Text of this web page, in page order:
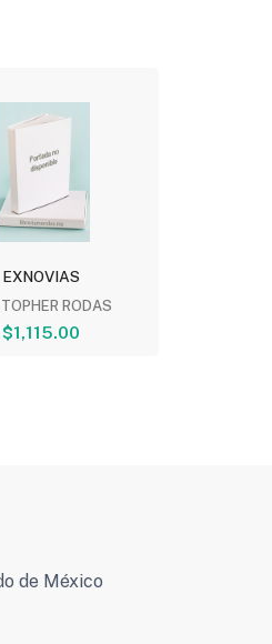
EXNOVIAS
RODAS
$1,115.00
de México